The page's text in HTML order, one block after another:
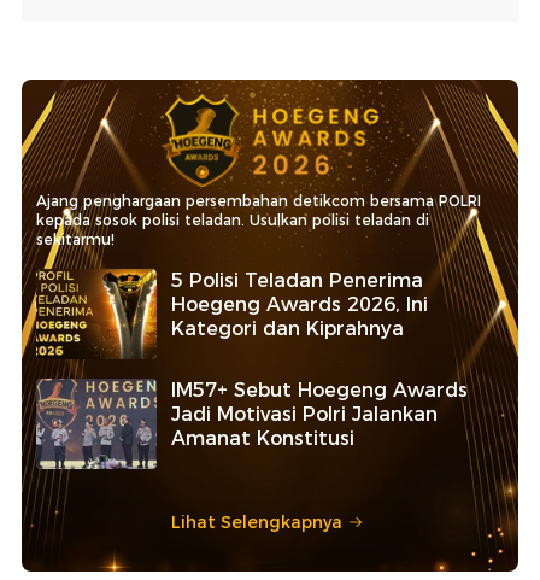
Ajang penghargaan persembahan detikcom bersama POLRI
kepada sosok polisi teladan. Usulkan polisi teladan di
sekitarmu!
5 Polisi Teladan Penerima
Hoegeng Awards 2026, Ini
Kategori dan Kiprahnya
IM57+ Sebut Hoegeng Awards
Jadi Motivasi Polri Jalankan
Amanat Konstitusi
Lihat Selengkapnya